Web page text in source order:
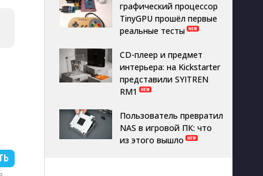
графический процессор
TinyGPU прошёл первые
реальные тесты
CD-плеер и предмет
интерьера: на Kickstarter
представили SYITREN
RM1
Пользователь превратил
NAS в игровой ПК: что
из этого вышло